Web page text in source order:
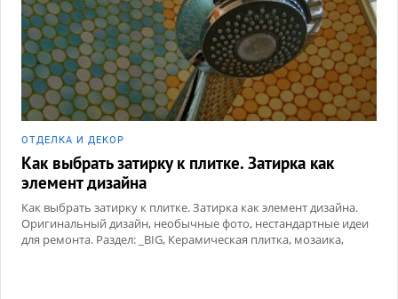
ОТДЕЛКА И ДЕКОР
Как выбрать затирку к плитке. Затирка как
элемент дизайна
Как выбрать затирку к плитке. Затирка как элемент дизайна.
Оригинальный дизайн, необычные фото, нестандартные идеи
для ремонта. Раздел: _BIG, Керамическая плитка, мозаика,